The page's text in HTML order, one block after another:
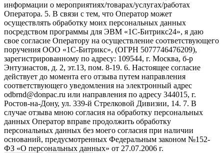
информации о мероприятиях/товарах/услугах/работах
Оператора. 5. В связи с тем, что Оператор может
осуществлять обработку моих персональных данных
посредством программы для ЭВМ «1С-Битрикс24», я даю
свое согласие Оператору на осуществление соответствующего
поручения ООО «1С-Битрикс», (ОГРН 5077746476209),
зарегистрированному по адресу: 109544, г. Москва, б-р
Энтузиастов, д. 2, эт.13, пом. 8-19. 6. Настоящее согласие
действует до момента его отзыва путем направления
соответствующего уведомления на электронный адрес
odbrnd@donpac.ru или направления по адресу 344015, г.
Ростов-на-Дону, ул. 339-й Стрелковой Дивизии, 14. 7. В
случае отзыва мною согласия на обработку персональных
данных Оператор вправе продолжить обработку
персональных данных без моего согласия при наличии
оснований, предусмотренных Федеральным законом №152-
ФЗ «О персональных данных» от 27.07.2006 г.